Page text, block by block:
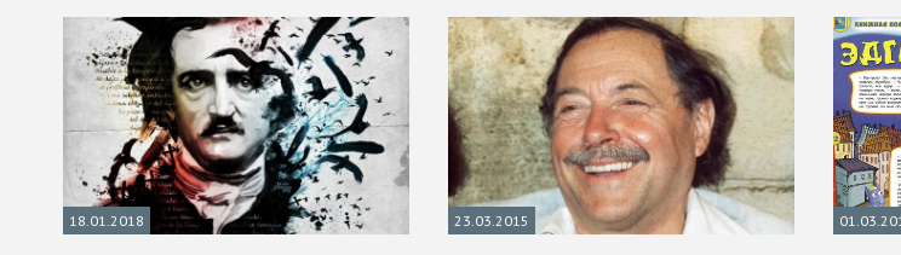
18.01.2018 23.03.2015